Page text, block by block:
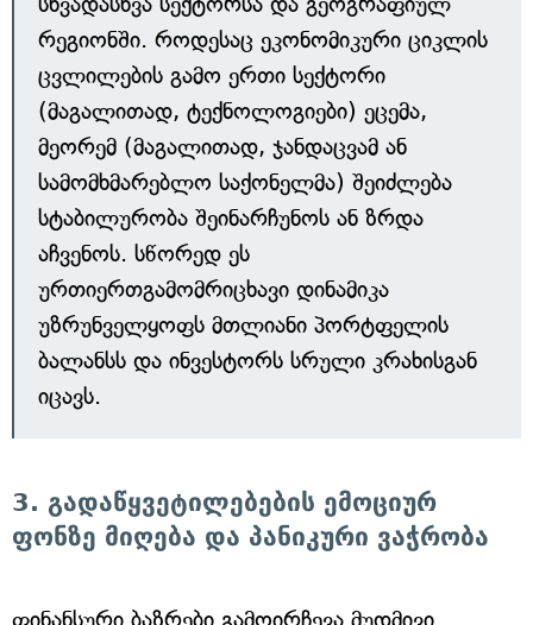
რეგიონში. როდესაც ეკონომიკური ციკლის
ცვლილების გამო ერთი სექტორი
(მაგალითად, ტექნოლოგიები) ეცემა,
მეორემ (მაგალითად, ჯანდაცვამ ან
სამომხმარებლო საქონელმა) შეიძლება
სტაბილურობა შეინარჩუნოს ან ზრდა
აჩვენოს. სწორედ ეს
ურთიერთგამომრიცხავი დინამიკა
უზრუნველყოფს მთლიანი პორტფელის
ბალანსს და ინვესტორს სრული კრახისგან
იცავს.
3. გადაწყვეტილებების ემოციურ
ფონზე მიღება და პანიკური ვაჭრობა